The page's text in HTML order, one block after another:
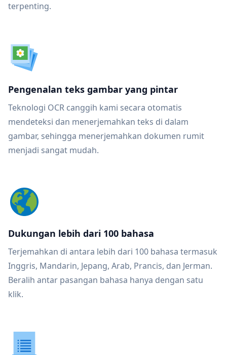
terpenting.
Pengenalan teks gambar yang pintar
Teknologi OCR canggih kami secara otomatis
mendeteksi dan menerjemahkan teks di dalam
gambar, sehingga menerjemahkan dokumen rumit
menjadi sangat mudah.
Dukungan lebih dari 100 bahasa
Terjemahkan di antara lebih dari 100 bahasa termasuk
Inggris, Mandarin, Jepang, Arab, Prancis, dan Jerman.
Beralih antar pasangan bahasa hanya dengan satu
klik.